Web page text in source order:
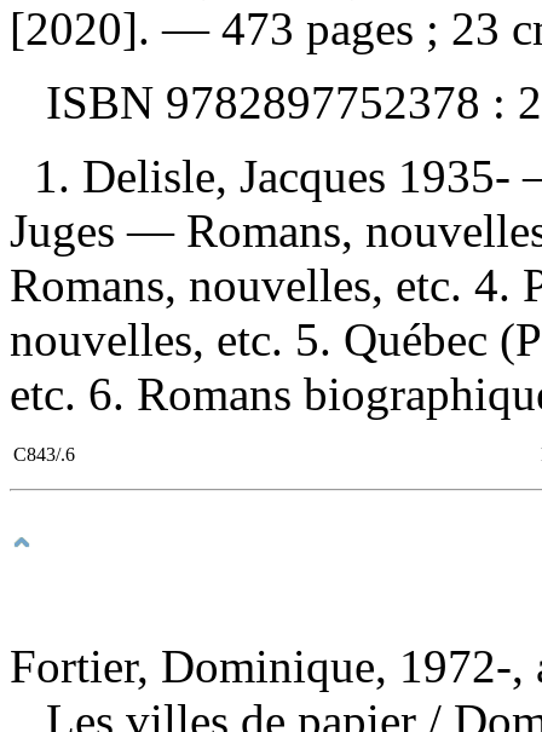
[2020]. — 473 pages ; 23
ISBN 9782897752378 :
1. Delisle, Jacques
Juges — Romans,
Romans, nouvelles, etc.
nouvelles, etc. 5. Québec
etc. 6. Romans
C843/.6
Fortier, Dominique, 1972-,
Les villes de papier /